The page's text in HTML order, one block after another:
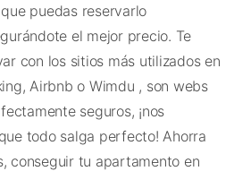
puedas reservarlo
el mejor precio. Te
con los sitios más utilizados en
Airbnb o Wimdu , son webs
seguros, ¡nos
todo salga perfecto! Ahorra
conseguir tu apartamento en